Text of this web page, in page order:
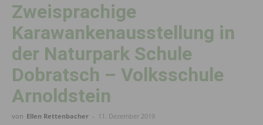
Zweisprachige
Karawankenausstellung in
der Naturpark Schule
Dobratsch – Volksschule
Arnoldstein
von Ellen Rettenbacher - 11. Dezember 2019